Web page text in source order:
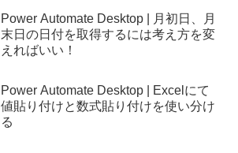
Power Automate Desktop | 月初日、月
末日の日付を取得するには考え方を変
えればいい！
Power Automate Desktop | Excelにて
値貼り付けと数式貼り付けを使い分け
る